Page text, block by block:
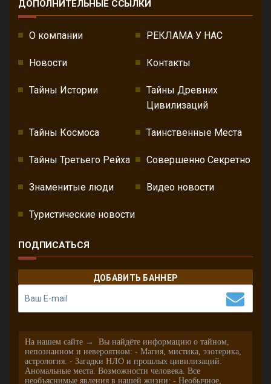
ДОПОЛНИТЕЛЬНЫЕ ССЫЛКИ
О компании РЕКЛАМА У НАС
Новости Контакты
Тайны Истории
Тайны Древних
Цивилизаций
Тайны Космоса Таинственные Места
Тайны Третьего Рейха Совершенно Секретно
Знаменитые люди Видео новости
Туристические новости
ПОДПИСАТЬСЯ
ДОБАВИТЬ БАННЕР
На нашем сайте → Вы найдёте информацию о тайном,
непознанном и невероятном: - Магия, мистика, эзотерика,
астрология. - Загадки НЛО и прошлых цивилизаций.
Аномальные места. Возможности человека. Все
необъяснимые явления в нашей жизни: - Необычное,